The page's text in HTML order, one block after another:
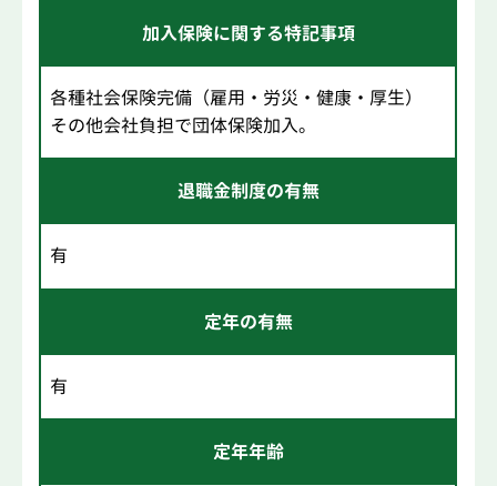
加入保険に関する特記事項
各種社会保険完備（雇用・労災・健康・厚生）
その他会社負担で団体保険加入。
退職金制度の有無
有
定年の有無
有
定年年齢